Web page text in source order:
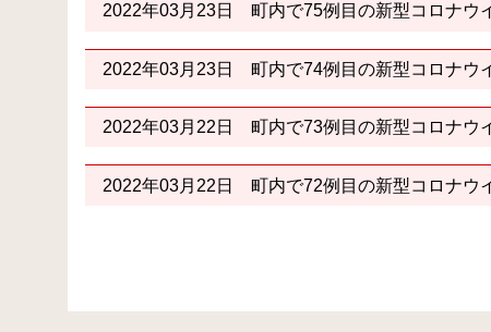
2022年03月23日 町内で75例目の新型コロナウ
2022年03月23日 町内で74例目の新型コロナウ
2022年03月22日 町内で73例目の新型コロナウ
2022年03月22日 町内で72例目の新型コロナウ